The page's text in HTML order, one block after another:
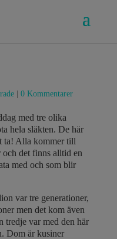
| 0 Kommentarer
med tre olika
hela släkten. De här
ta! Alla kommer till
och det finns alltid en
med och som blir
var tre generationer,
men det kom även
tredje var med den här
Dom är kusiner